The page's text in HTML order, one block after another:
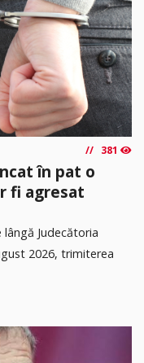
381
în pat o
fi agresat
Judecătoria
2026, trimiterea